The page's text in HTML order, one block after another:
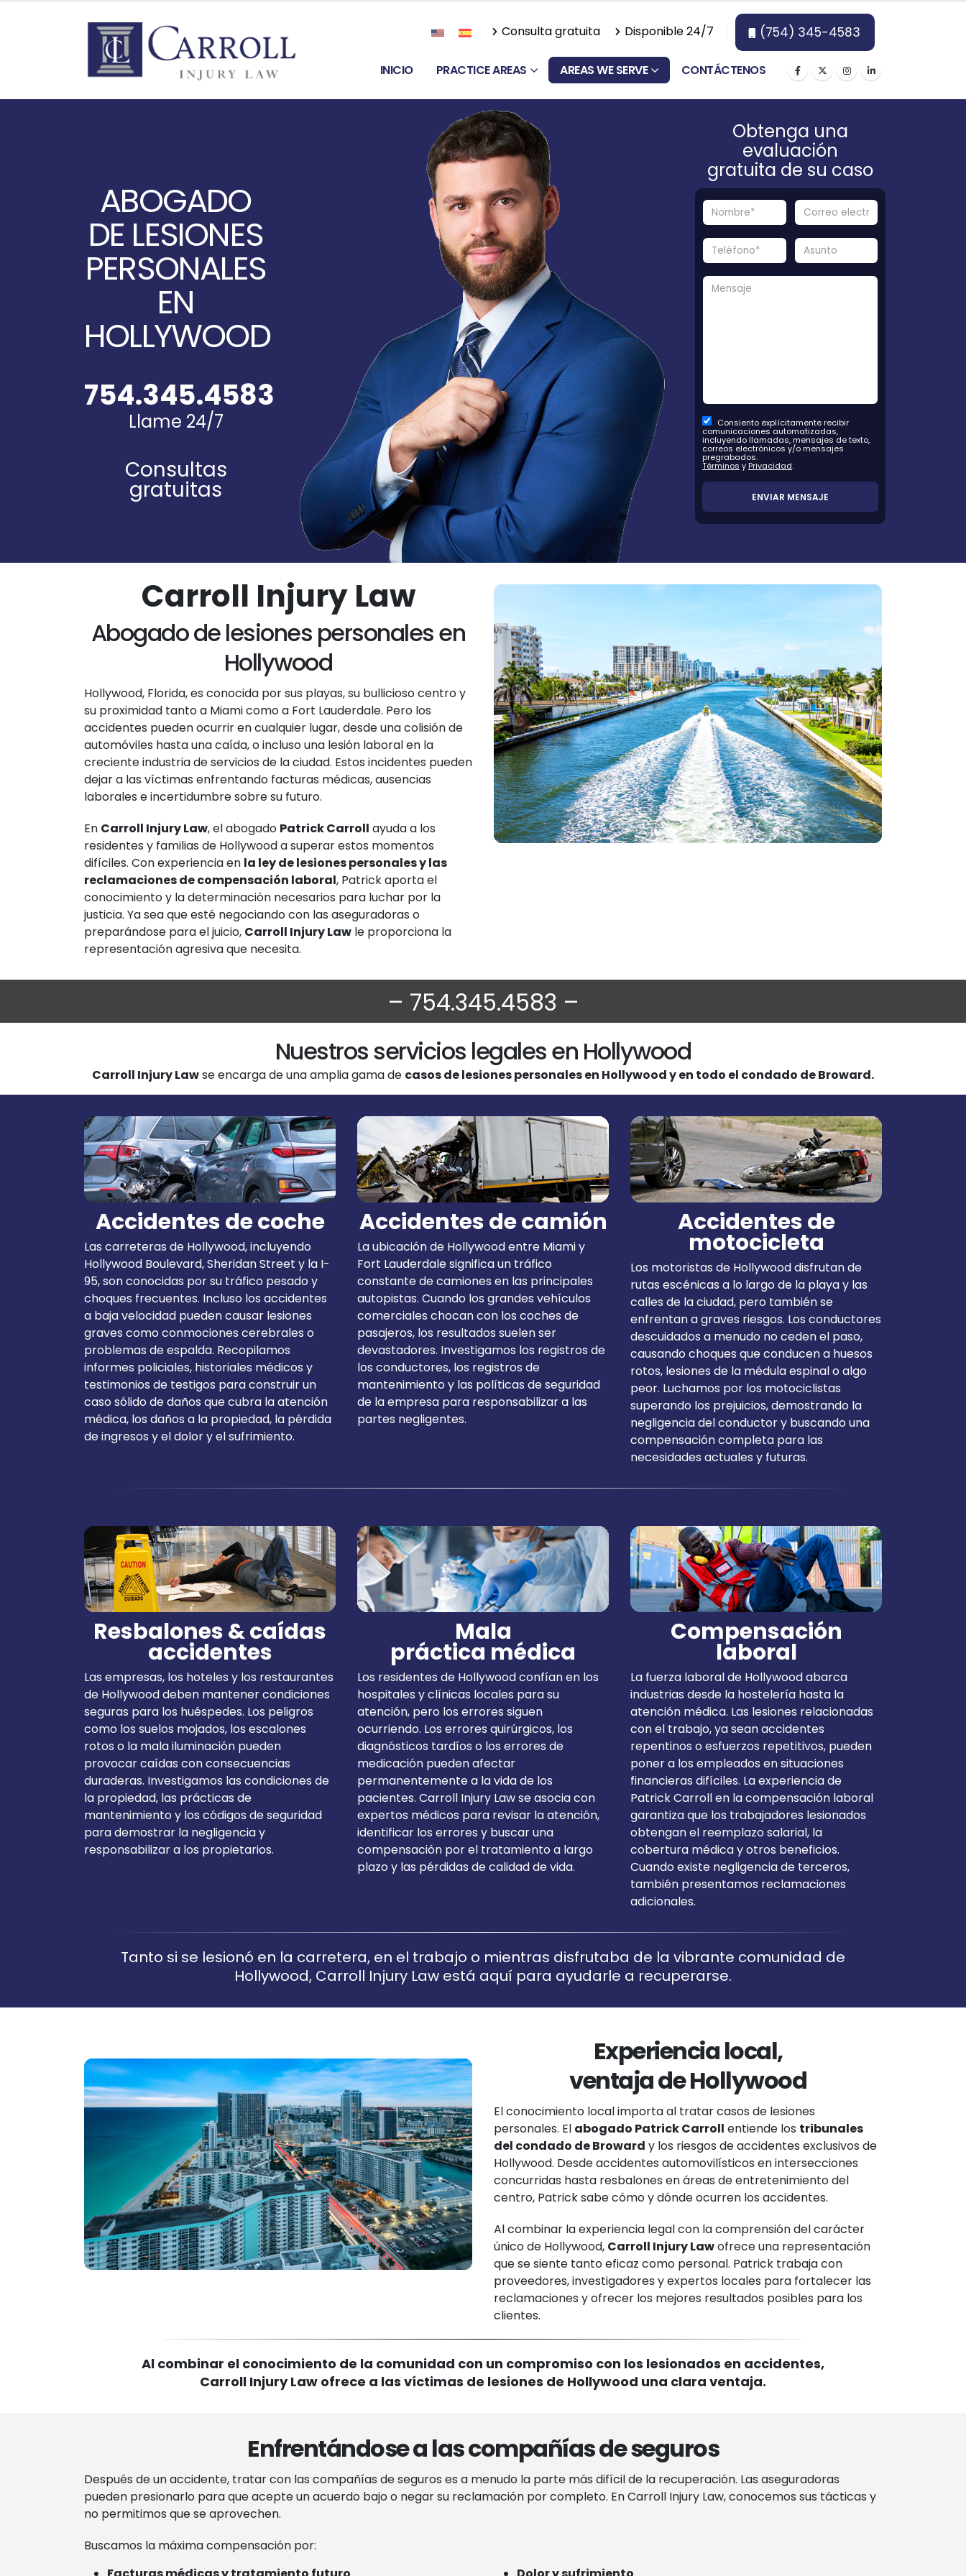
Consulta gratuita Disponible 24/7 (754) 345-4583
INICIO PRACTICE AREAS AREAS WE SERVE CONTÁCTENOS
ABOGADO
DE LESIONES
PERSONALES
EN
HOLLYWOOD
754.345.4583
Llame 24/7
Consultas
gratuitas
Obtenga una
evaluación
gratuita de su caso
Consiento explícitamente recibir
comunicaciones automatizadas,
incluyendo llamadas, mensajes de texto,
correos electrónicos y/o mensajes
pregrabados.
Términos y Privacidad.
Carroll Injury Law
Abogado de lesiones personales en
Hollywood
Hollywood, Florida, es conocida por sus playas, su bullicioso centro y
su proximidad tanto a Miami como a Fort Lauderdale. Pero los
accidentes pueden ocurrir en cualquier lugar, desde una colisión de
automóviles hasta una caída, o incluso una lesión laboral en la
creciente industria de servicios de la ciudad. Estos incidentes pueden
dejar a las víctimas enfrentando facturas médicas, ausencias
laborales e incertidumbre sobre su futuro.
En Carroll Injury Law, el abogado Patrick Carroll ayuda a los
residentes y familias de Hollywood a superar estos momentos
difíciles. Con experiencia en la ley de lesiones personales y las
reclamaciones de compensación laboral, Patrick aporta el
conocimiento y la determinación necesarios para luchar por la
justicia. Ya sea que esté negociando con las aseguradoras o
preparándose para el juicio, Carroll Injury Law le proporciona la
representación agresiva que necesita.
– 754.345.4583 –
Nuestros servicios legales en Hollywood
Carroll Injury Lawse encarga de una amplia gama de casos de lesiones personales en Hollywood y en todo el condado de Broward.
Accidentes de coche
Las carreteras de Hollywood, incluyendo
Hollywood Boulevard, Sheridan Street y la I-
95, son conocidas por su tráfico pesado y
choques frecuentes. Incluso los accidentes
a baja velocidad pueden causar lesiones
graves como conmociones cerebrales o
problemas de espalda. Recopilamos
informes policiales, historiales médicos y
testimonios de testigos para construir un
caso sólido de daños que cubra la atención
médica, los daños a la propiedad, la pérdida
de ingresos y el dolor y el sufrimiento.
Accidentes de camión
La ubicación de Hollywood entre Miami y
Fort Lauderdale significa un tráfico
constante de camiones en las principales
autopistas. Cuando los grandes vehículos
comerciales chocan con los coches de
pasajeros, los resultados suelen ser
devastadores. Investigamos los registros de
los conductores, los registros de
mantenimiento y las políticas de seguridad
de la empresa para responsabilizar a las
partes negligentes.
Accidentes de
motocicleta
Los motoristas de Hollywood disfrutan de
rutas escénicas a lo largo de la playa y las
calles de la ciudad, pero también se
enfrentan a graves riesgos. Los conductores
descuidados a menudo no ceden el paso,
causando choques que conducen a huesos
rotos, lesiones de la médula espinal o algo
peor. Luchamos por los motociclistas
superando los prejuicios, demostrando la
negligencia del conductor y buscando una
compensación completa para las
necesidades actuales y futuras.
Resbalones & caídas
accidentes
Las empresas, los hoteles y los restaurantes
de Hollywood deben mantener condiciones
seguras para los huéspedes. Los peligros
como los suelos mojados, los escalones
rotos o la mala iluminación pueden
provocar caídas con consecuencias
duraderas. Investigamos las condiciones de
la propiedad, las prácticas de
mantenimiento y los códigos de seguridad
para demostrar la negligencia y
responsabilizar a los propietarios.
Mala
práctica médica
Los residentes de Hollywood confían en los
hospitales y clínicas locales para su
atención, pero los errores siguen
ocurriendo. Los errores quirúrgicos, los
diagnósticos tardíos o los errores de
medicación pueden afectar
permanentemente a la vida de los
pacientes. Carroll Injury Law se asocia con
expertos médicos para revisar la atención,
identificar los errores y buscar una
compensación por el tratamiento a largo
plazo y las pérdidas de calidad de vida.
Compensación
laboral
La fuerza laboral de Hollywood abarca
industrias desde la hostelería hasta la
atención médica. Las lesiones relacionadas
con el trabajo, ya sean accidentes
repentinos o esfuerzos repetitivos, pueden
poner a los empleados en situaciones
financieras difíciles. La experiencia de
Patrick Carroll en la compensación laboral
garantiza que los trabajadores lesionados
obtengan el reemplazo salarial, la
cobertura médica y otros beneficios.
Cuando existe negligencia de terceros,
también presentamos reclamaciones
adicionales.
Tanto si se lesionó en la carretera, en el trabajo o mientras disfrutaba de la vibrante comunidad de
Hollywood, Carroll Injury Law está aquí para ayudarle a recuperarse.
Experiencia local,
ventaja de Hollywood
El conocimiento local importa al tratar casos de lesiones
personales. El abogado Patrick Carroll entiende los tribunales
del condado de Broward y los riesgos de accidentes exclusivos de
Hollywood. Desde accidentes automovilísticos en intersecciones
concurridas hasta resbalones en áreas de entretenimiento del
centro, Patrick sabe cómo y dónde ocurren los accidentes.
Al combinar la experiencia legal con la comprensión del carácter
único de Hollywood, Carroll Injury Lawofrece una representación
que se siente tanto eficaz como personal. Patrick trabaja con
proveedores, investigadores y expertos locales para fortalecer las
reclamaciones y ofrecer los mejores resultados posibles para los
clientes.
Al combinar el conocimiento de la comunidad con un compromiso con los lesionados en accidentes,
Carroll Injury Law ofrece a las víctimas de lesiones de Hollywood una clara ventaja.
Enfrentándose a las compañías de seguros
Después de un accidente, tratar con las compañías de seguros es a menudo la parte más difícil de la recuperación. Las aseguradoras
pueden presionarlo para que acepte un acuerdo bajo o negar su reclamación por completo. En Carroll Injury Law, conocemos sus tácticas y
no permitimos que se aprovechen.
Buscamos la máxima compensación por: